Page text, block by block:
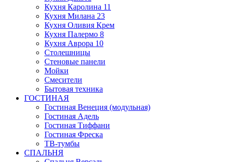
Кухня Каролина 11
Кухня Милана 23
Кухня Оливия Крем
Кухня Палермо 8
Кухня Аврора 10
Столешницы
Стеновые панели
Мойки
Смесители
Бытовая техника
ГОСТИНАЯ
Гостиная Венеция (модульная)
Гостиная Адель
Гостиная Тиффани
Гостиная Фреска
ТВ-тумбы
СПАЛЬНЯ